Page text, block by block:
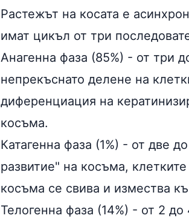
Растежът на косата е
имат цикъл от три
Анагенна фаза (85%) - от три
непрекъснато делене на
диференциация на
косъма.
Катагенна фаза (1%) - от две
развитие" на косъма,
косъма се свива и измества
Телогенна фаза (14%) - от 2